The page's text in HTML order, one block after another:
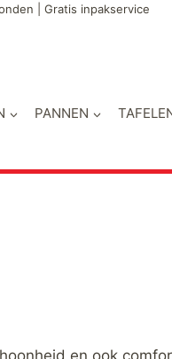
| Gratis inpakservice
PANNEN
en ook